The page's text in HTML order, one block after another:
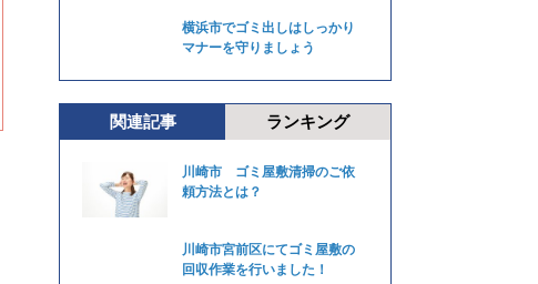
横浜市でゴミ出しはしっかり
マナーを守りましょう
関連記事 ランキング
川崎市 ゴミ屋敷清掃のご依
頼方法とは？
川崎市宮前区にてゴミ屋敷の
回収作業を行いました！